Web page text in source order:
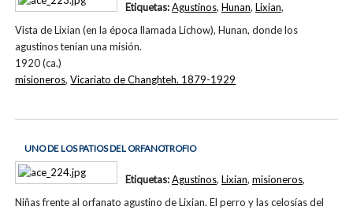
Vista de Lixian (en la época llamada Lichow), Hunan, donde los
agustinos tenían una misión.
1920 (ca.)
Etiquetas:Agustinos, Hunan, Lixian,
misioneros,Vicariato de Changhteh. 1879-1929
UNO DE LOS PATIOS DEL ORFANOTROFIO
Niñas frente al orfanato agustino de Lixian. El perro y las celosías del
Etiquetas:Agustinos, Lixian, misioneros,